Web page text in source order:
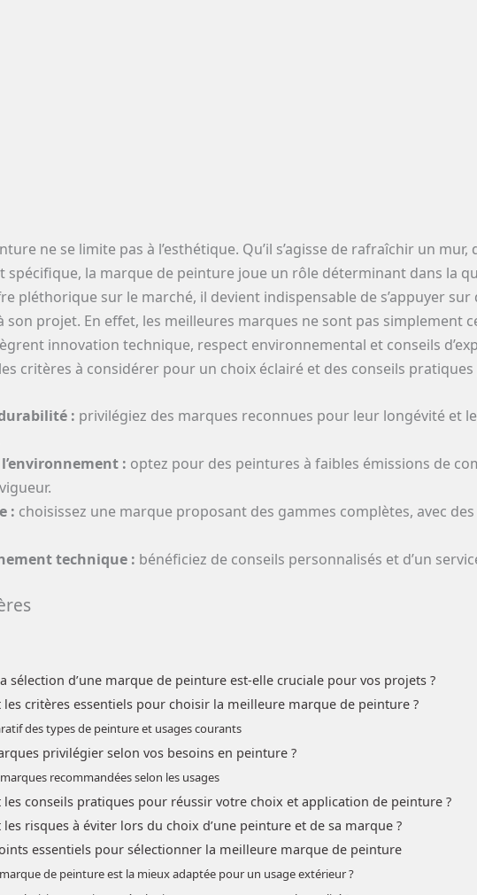
ne se limite pas à l’esthétique. Qu’il s’agisse de rafraîchir un
spécifique, la marque de peinture joue un rôle déterminant dans la
pléthorique sur le marché, il devient indispensable de s’appuyer
son projet. En effet, les meilleures marques ne sont pas simplement
innovation technique, respect environnemental et conseils
critères à considérer pour un choix éclairé et des conseils
: privilégiez des marques reconnues pour leur longévité et
: optez pour des peintures à faibles émissions de
: choisissez une marque proposant des gammes complètes, avec
technique : bénéficiez de conseils personnalisés et d’un
sélection d’une marque de peinture est-elle cruciale pour vos projets ?
les critères essentiels pour choisir la meilleure marque de peinture ?
des types de peinture et usages courants
privilégier selon vos besoins en peinture ?
recommandées selon les usages
les conseils pratiques pour réussir votre choix et application de peinture ?
les risques à éviter lors du choix d’une peinture et de sa marque ?
essentiels pour sélectionner la meilleure marque de peinture
de peinture est la mieux adaptée pour un usage extérieur ?